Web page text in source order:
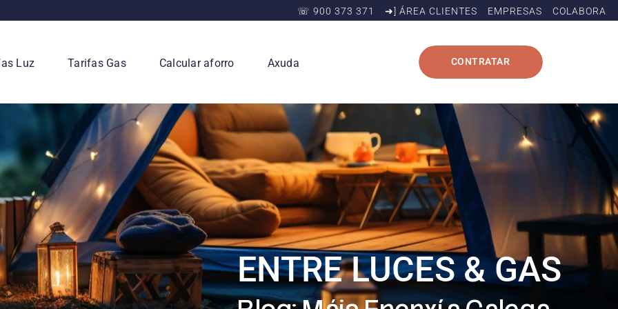
☏ 900 373 371 ➜] ÁREA CLIENTES EMPRESAS COLABORA
Luz Tarifas Gas Calcular aforro Axuda CONTRATAR
ENTRE LUCES & GAS